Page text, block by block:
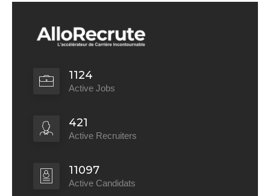
1124
Active Jobs
421
Active Recruiters
11097
Active Candidats